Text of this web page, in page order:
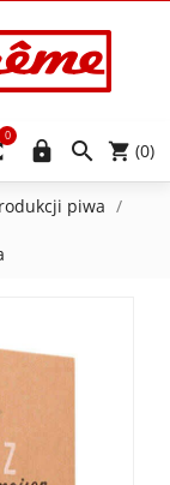
 (0)

0
piwa